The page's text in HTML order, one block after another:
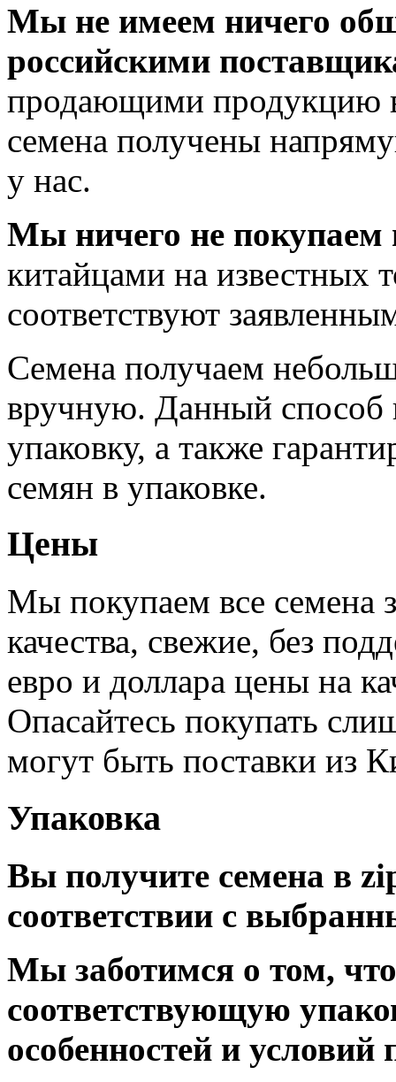
Мы не имеем ничего
российскими
продающими продукцию
семена получены
у нас.
Мы ничего не покупаем
китайцами на известных
соответствуют
Семена получаем
вручную. Данный способ
упаковку, а также
семян в упаковке.
Цены
Мы покупаем все семена
качества, свежие, без
евро и доллара цены на
Опасайтесь покупать
могут быть поставки из
Упаковка
Вы получите семена в
соответствии с
Мы заботимся о том,
соответствующую
особенностей и условий